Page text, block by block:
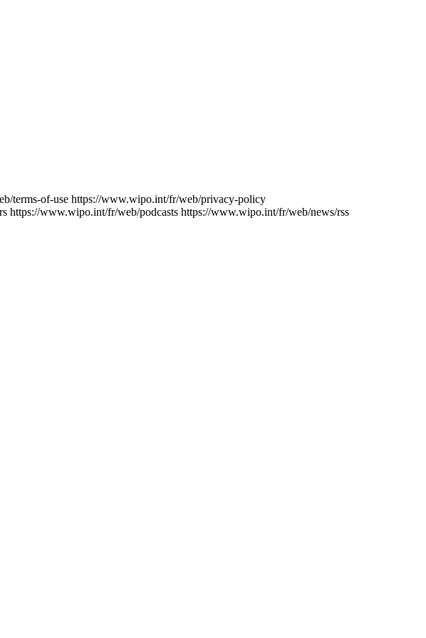
terms-of-use https://www.wipo.int/fr/web/privacy-policy
https://www.wipo.int/fr/web/podcasts https://www.wipo.int/fr/web/news/rss